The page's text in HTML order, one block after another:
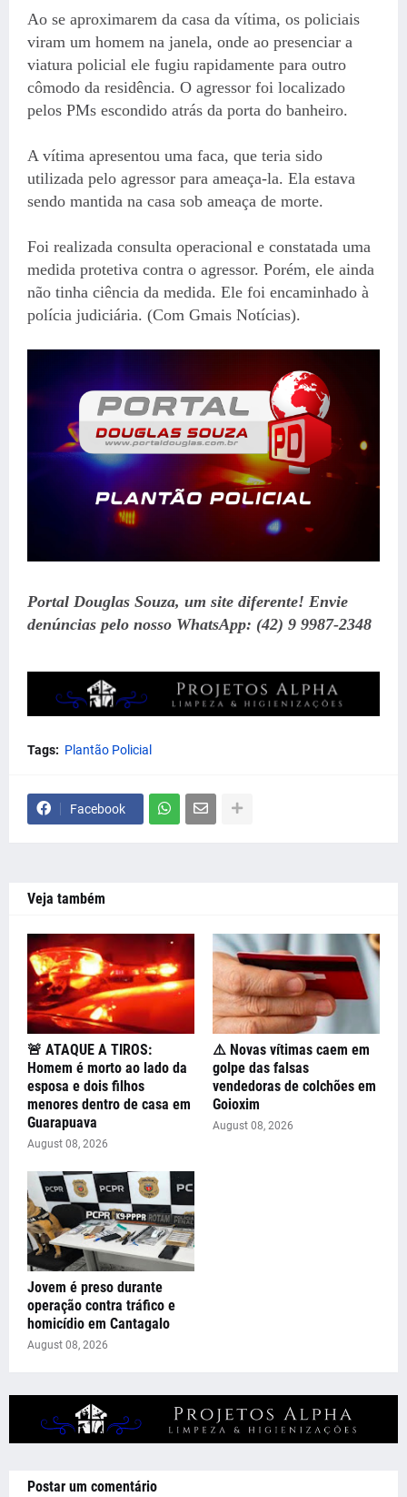
Ao se aproximarem da casa da vítima, os policiais
viram um homem na janela, onde ao presenciar a
viatura policial ele fugiu rapidamente para outro
cômodo da residência. O agressor foi localizado
pelos PMs escondido atrás da porta do banheiro.
A vítima apresentou uma faca, que teria sido
utilizada pelo agressor para ameaça-la. Ela estava
sendo mantida na casa sob ameaça de morte.
Foi realizada consulta operacional e constatada uma
medida protetiva contra o agressor. Porém, ele ainda
não tinha ciência da medida. Ele foi encaminhado à
polícia judiciária. (Com Gmais Notícias).
Portal Douglas Souza, um site diferente! Envie
denúncias pelo nosso WhatsApp: (42) 9 9987-2348
Tags: Plantão Policial
Facebook
Veja também
🚨 ATAQUE A TIROS:
Homem é morto ao lado da
esposa e dois filhos
menores dentro de casa em
Guarapuava
August 08, 2026
⚠️ Novas vítimas caem em
golpe das falsas
vendedoras de colchões em
Goioxim
August 08, 2026
Jovem é preso durante
operação contra tráfico e
homicídio em Cantagalo
August 08, 2026
Postar um comentário